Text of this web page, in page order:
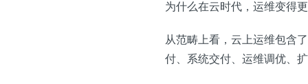
为什么在云时代，运维变得
从范畴上看，云上运维包含
付、系统交付、运维调优、